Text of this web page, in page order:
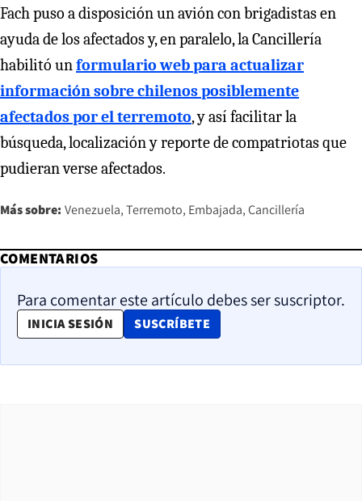
Fach puso a disposición un avión con brigadistas en
ayuda de los afectados y, en paralelo, la Cancillería
habilitó unformulario web para actualizar
información sobre chilenos posiblemente
afectados por el terremoto, y así facilitar la
búsqueda, localización y reporte de compatriotas que
pudieran verse afectados.
Más sobre: Venezuela Terremoto Embajada Cancillería
COMENTARIOS
Para comentar este artículo debes ser suscriptor.
INICIA SESIÓN SUSCRÍBETE
OPENS IN NEW WINDOW